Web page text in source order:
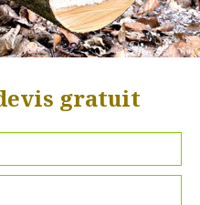
gratuit